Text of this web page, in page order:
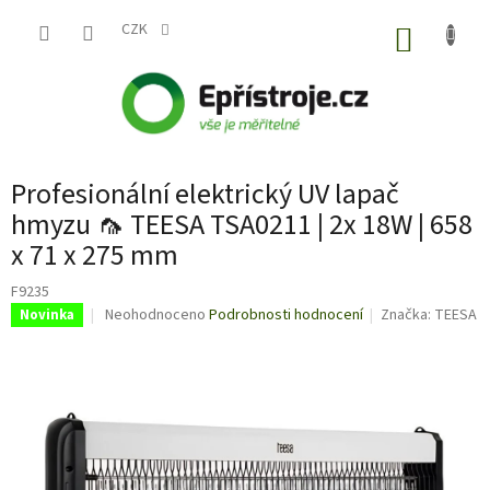
CZK
Profesionální elektrický UV lapač
hmyzu 🦟 TEESA TSA0211 | 2x 18W | 658
x 71 x 275 mm
F9235
Novinka
Průměrné
z
hvězdiček.
Neohodnoceno Podrobnosti hodnocení Značka: TEESA